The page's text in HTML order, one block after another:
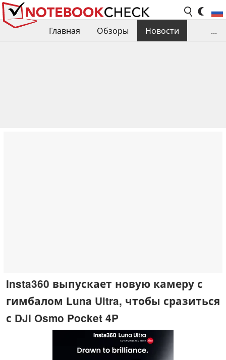
Главная Обзоры
Новости
...
Insta360 выпускает новую камеру с
гимбалом Luna Ultra, чтобы сразиться
с DJI Osmo Pocket 4P